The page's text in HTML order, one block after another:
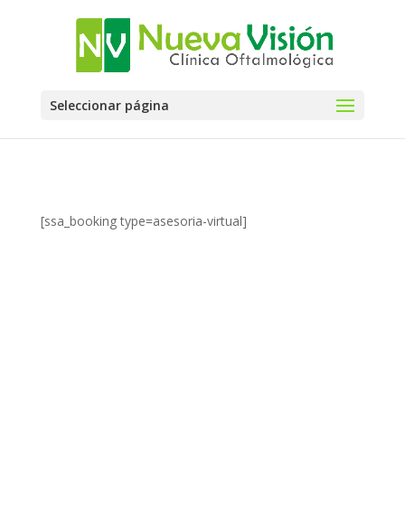
Seleccionar página
[ssa_booking type=asesoria-virtual]